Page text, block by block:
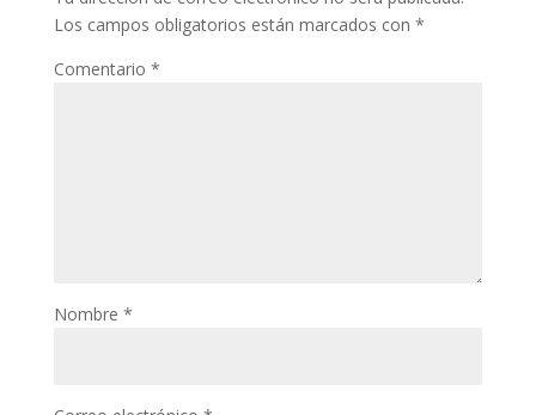
Los campos obligatorios están marcados con *
Comentario *
Nombre *